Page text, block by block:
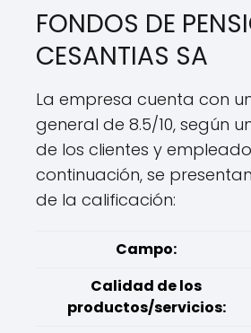
FONDOS DE
CESANTIAS SA
La empresa cuenta con
general de 8.5/10, según
de los clientes y
continuación, se
de la calificación:
Campo:
Calidad de los
productos/servicios: